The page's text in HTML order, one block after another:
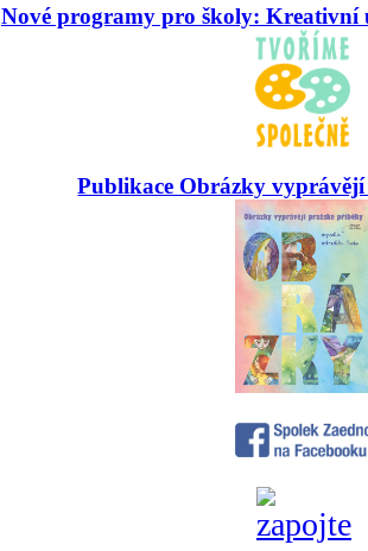
Nové programy pro školy: Kreativní
Publikace Obrázky